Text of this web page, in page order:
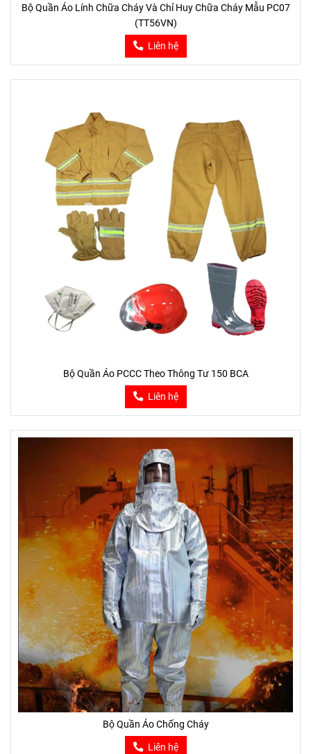
Bộ Quần Áo Lính Chữa Cháy Và Chỉ Huy Chữa Cháy Mẫu PC07
(TT56VN)
Liên hệ
Bộ Quần Áo PCCC Theo Thông Tư 150 BCA
Liên hệ
Bộ Quần Áo Chống Cháy
Liên hệ